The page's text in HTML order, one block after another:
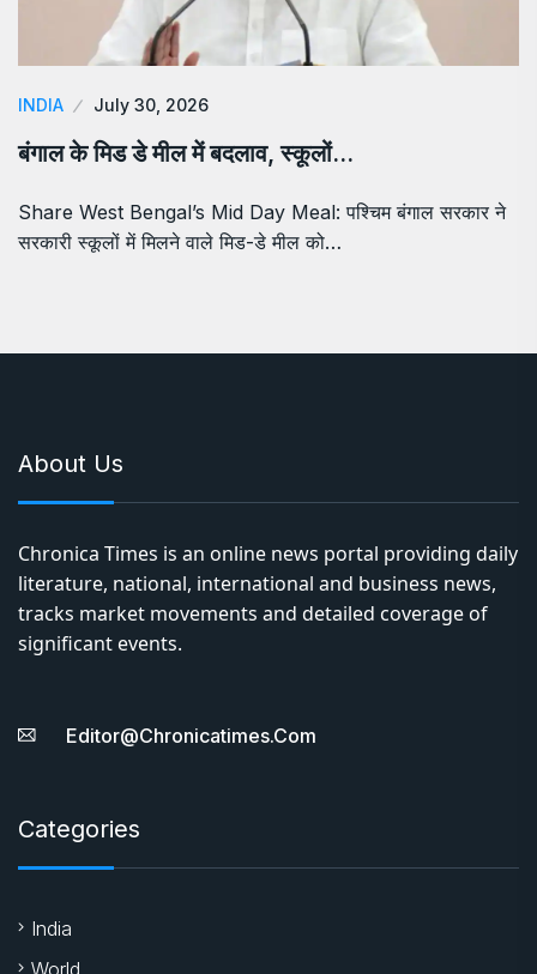
INDIA July 30, 2026
बंगाल के मिड डे मील में बदलाव, स्कूलों…
Share West Bengal’s Mid Day Meal: पश्चिम बंगाल सरकार ने
सरकारी स्कूलों में मिलने वाले मिड-डे मील को…
About Us
Chronica Times is an online news portal providing daily
literature, national, international and business news,
tracks market movements and detailed coverage of
significant events.
Editor@chronicatimes.com
Categories
India
World